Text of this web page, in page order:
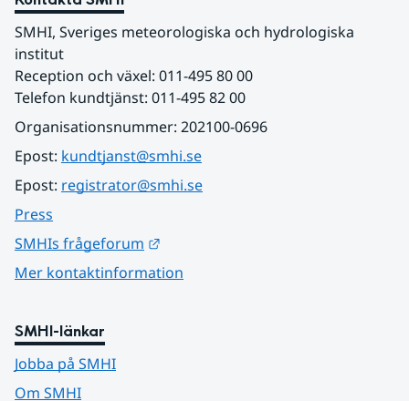
SMHI, Sveriges meteorologiska och hydrologiska
institut
Reception och växel: 011-495 80 00
Telefon kundtjänst: 011-495 82 00
Organisationsnummer: 202100-0696
Epost: kundtjanst@smhi.se
Epost: registrator@smhi.se
Press
SMHIs frågeforum
Mer kontaktinformation
SMHI-länkar
Jobba på SMHI
Om SMHI